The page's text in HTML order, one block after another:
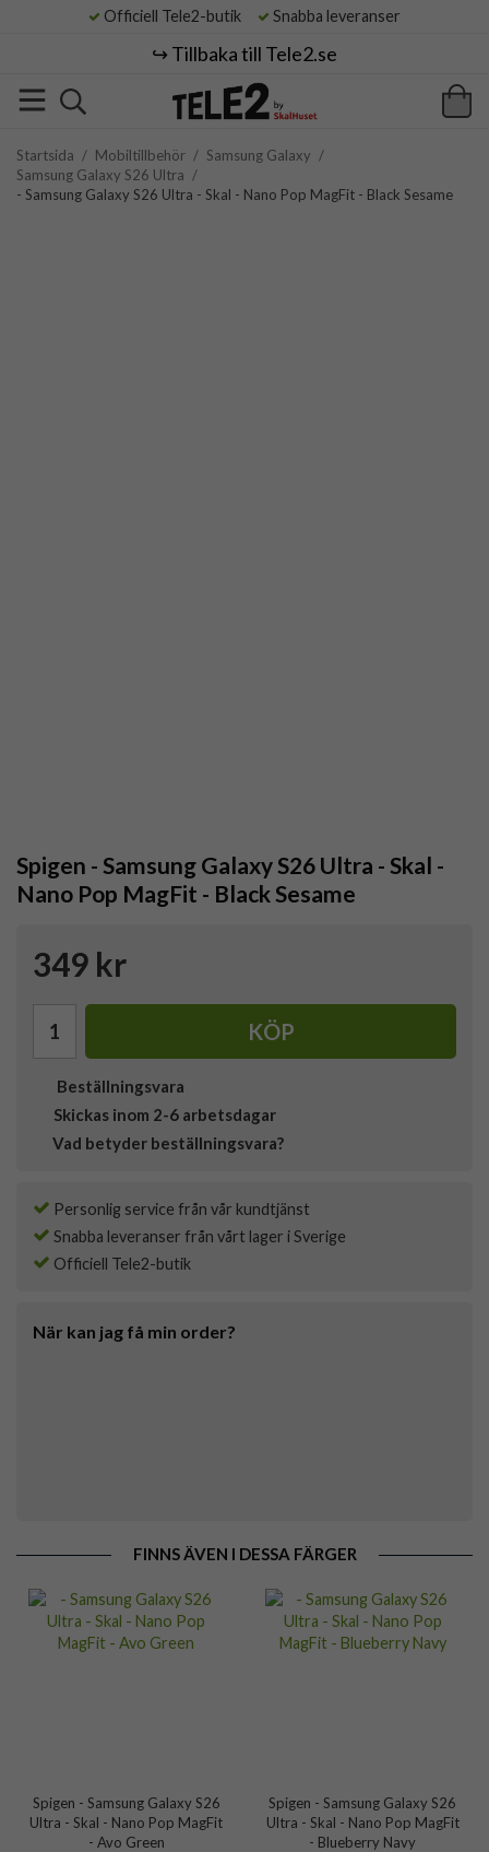
Officiell Tele2-butik Snabba leveranser
↪️ Tillbaka till Tele2.se
Startsida / Mobiltillbehör / Samsung Galaxy /
Samsung Galaxy S26 Ultra /
- Samsung Galaxy S26 Ultra - Skal - Nano Pop MagFit - Black Sesame
Spigen - Samsung Galaxy S26 Ultra - Skal -
Nano Pop MagFit - Black Sesame
349 kr
KÖP
Beställningsvara
Skickas inom 2-6 arbetsdagar
Vad betyder beställningsvara?
Personlig service från vår kundtjänst
Snabba leveranser från vårt lager i Sverige
Officiell Tele2-butik
När kan jag få min order?
FINNS ÄVEN I DESSA FÄRGER
Spigen - Samsung Galaxy S26
Ultra - Skal - Nano Pop MagFit
- Avo Green
Spigen - Samsung Galaxy S26
Ultra - Skal - Nano Pop MagFit
- Blueberry Navy